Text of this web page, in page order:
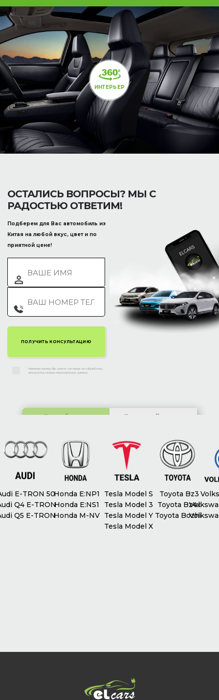
ИНТЕРЬЕР
ОСТАЛИСЬ ВОПРОСЫ? МЫ С
РАДОСТЬЮ ОТВЕТИМ!
Подберем для Вас автомобиль из
Китая на любой вкус, цвет и по
приятной цене!
Нажимая кнопку, Вы даете согласие на обработку
предоставленных персональных данных.
Киев:ул. Гетьмана
Харьков:
ул. Полтавское
E-TRON 50
Q4 E-TRON
Q5 E-TRON
Honda E:NP1
Honda E:NS1
Honda M-NV
Tesla Model S
Tesla Model 3
Tesla Model Y
Tesla Model X
Toyota Bz3
Toyota Bz4x
Toyota Bozhi